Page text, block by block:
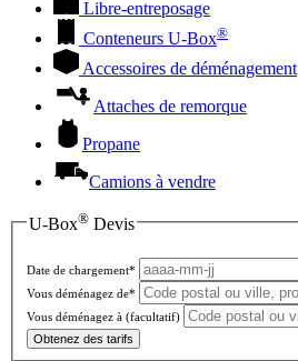
Libre-entreposage
Conteneurs U-Box®
Accessoires de déménagement
Attaches de remorque
Propane
Camions à vendre
U-Box® Devis
Date de chargement*
Vous déménagez de*
Vous déménagez à (facultatif)
Obtenez des tarifs